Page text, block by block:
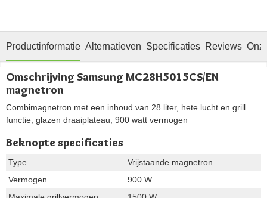
Productinformatie Alternatieven Specificaties Reviews
Omschrijving Samsung MC28H5015CS/EN
magnetron
Combimagnetron met een inhoud van 28 liter, hete lucht en grill
functie, glazen draaiplateau, 900 watt vermogen
Beknopte specificaties
Type
Vrijstaande magnetron
Vermogen
900 W